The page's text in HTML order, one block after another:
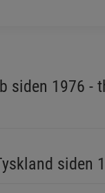
siden 1976 -
siden